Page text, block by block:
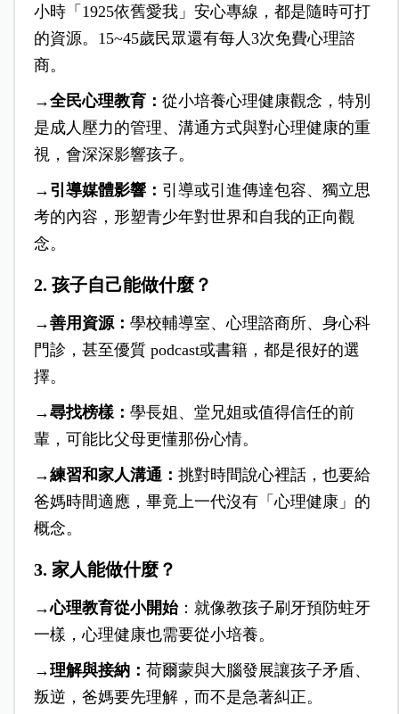
小時「1925依舊愛我」安心專線，都是隨時可打
的資源。15~45歲民眾還有每人3次免費心理諮
商。
→全民心理教育： 從小培養心理健康觀念，特別
是成人壓力的管理、溝通方式與對心理健康的重
視，會深深影響孩子。
→引導媒體影響： 引導或引進傳達包容、獨立思
考的內容，形塑青少年對世界和自我的正向觀
念。
2. 孩子自己能做什麼？
→善用資源： 學校輔導室、心理諮商所、身心科
門診，甚至優質 podcast或書籍，都是很好的選
擇。
→尋找榜樣： 學長姐、堂兄姐或值得信任的前
輩，可能比父母更懂那份心情。
→練習和家人溝通： 挑對時間說心裡話，也要給
爸媽時間適應，畢竟上一代沒有「心理健康」的
概念。
3. 家人能做什麼？
→心理教育從小開始：就像教孩子刷牙預防蛀牙
一樣，心理健康也需要從小培養。
→理解與接納： 荷爾蒙與大腦發展讓孩子矛盾、
叛逆，爸媽要先理解，而不是急著糾正。